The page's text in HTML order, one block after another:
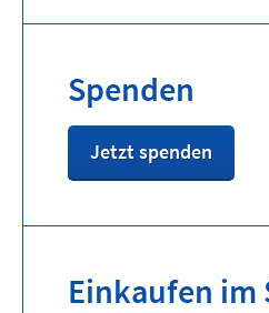
Spenden
Jetzt spenden
Einkaufen im